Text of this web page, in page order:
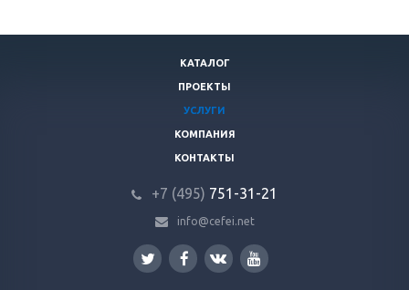
КАТАЛОГ
ПРОЕКТЫ
УСЛУГИ
КОМПАНИЯ
КОНТАКТЫ
+7 (495) 751-31 -21
info@cefei.net